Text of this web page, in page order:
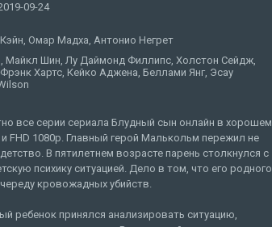
09-24
Омар Мадха, Антонио Негрет
Майкл Шин, Лу Даймонд Филлипс, Холстон Сейдж,
Хартс, Кейко Аджена, Беллами Янг, Эсау
все серии сериала Блудный сын онлайн в хорошем
и FHD 1080p. Главный герой Малькольм пережил не
В пятилетнем возрасте парень столкнулся с
психику ситуацией. Дело в том, что его родного
кровожадных убийств.
ребенок принялся анализировать ситуацию,